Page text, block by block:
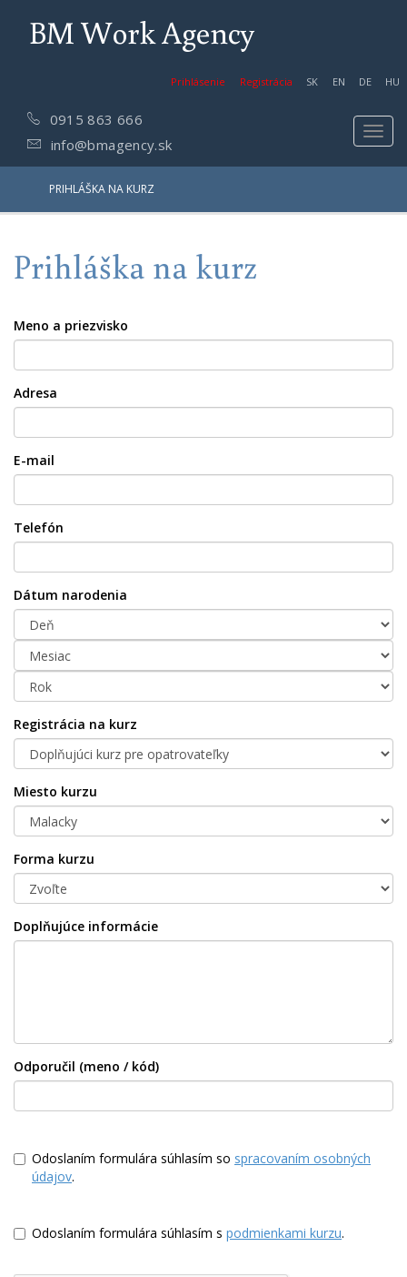
BM Work Agency
Prihlásenie Registrácia SK EN DE HU
0915 863 666
info@bmagency.sk
PRIHLÁŠKA NA KURZ
Prihláška na kurz
Meno a priezvisko
Adresa
E-mail
Telefón
Dátum narodenia
Registrácia na kurz
Miesto kurzu
Forma kurzu
Doplňujúce informácie
Odporučil (meno / kód)
Odoslaním formulára súhlasím so spracovaním osobných
údajov.
Odoslaním formulára súhlasím s podmienkami kurzu.